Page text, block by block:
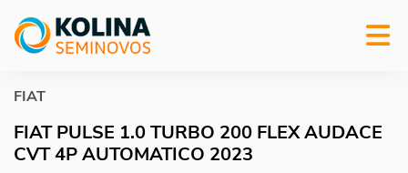
FIAT
FIAT PULSE 1.0 TURBO 200 FLEX AUDACE
CVT 4P AUTOMATICO 2023